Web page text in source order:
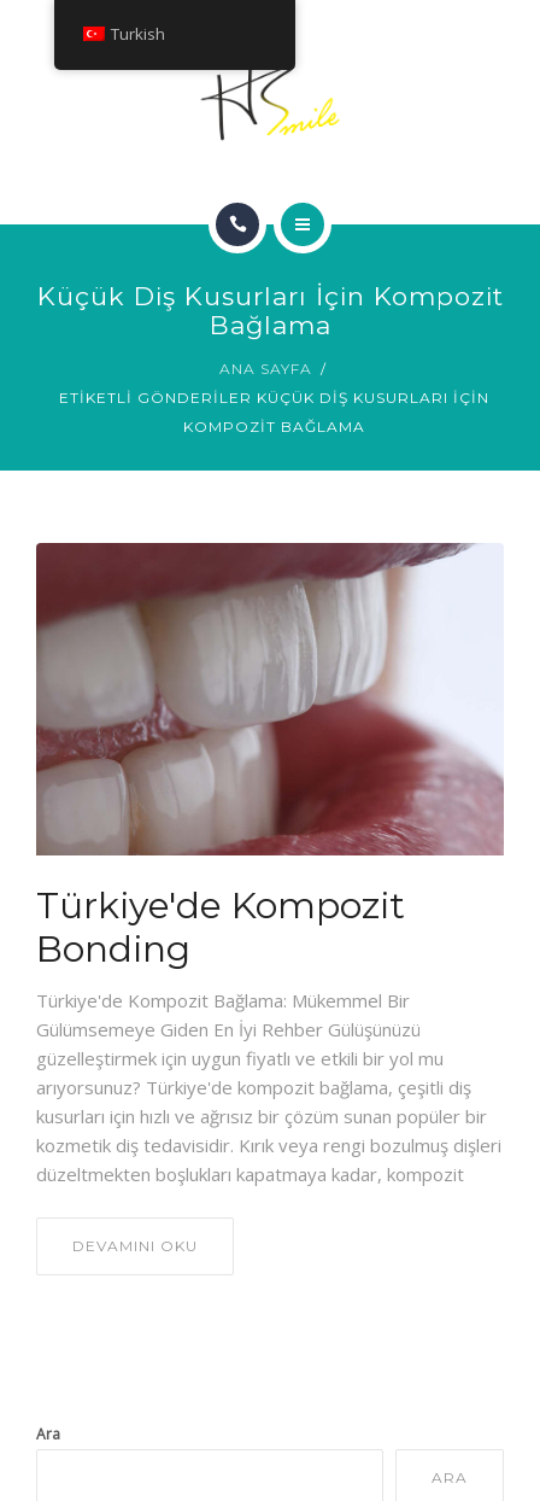
HAKKINDA
GÜLÜMSEME GALERISI
Küçük Diş Kusurları İçin Kompozit
Bağlama
ANA SAYFA
ETIKETLI GÖNDERILER KÜÇÜK DIŞ KUSURLARI İÇIN
KOMPOZIT BAĞLAMA
Türkiye'de Kompozit
Bonding
Türkiye'de Kompozit Bağlama: Mükemmel Bir
Gülümsemeye Giden En İyi Rehber Gülüşünüzü
güzelleştirmek için uygun fiyatlı ve etkili bir yol mu
arıyorsunuz? Türkiye'de kompozit bağlama, çeşitli diş
kusurları için hızlı ve ağrısız bir çözüm sunan popüler bir
kozmetik diş tedavisidir. Kırık veya rengi bozulmuş dişleri
düzeltmekten boşlukları kapatmaya kadar, kompozit
DEVAMINI OKU
Ara
ARA
Turkish